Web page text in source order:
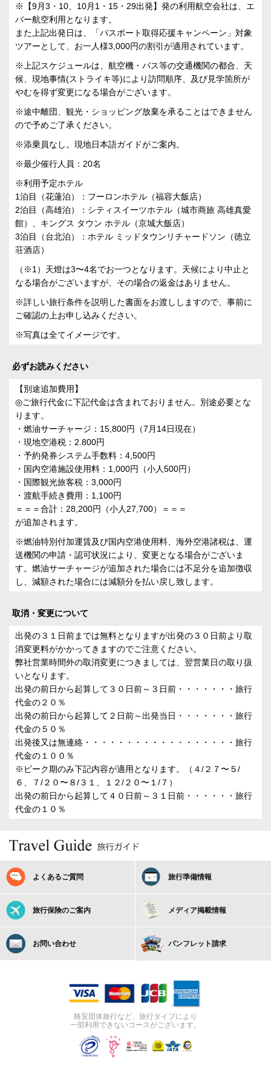
※【9月3・10、10月1・15・29出発】発の利用航空会社は、エ
バー航空利用となります。
また上記出発日は、「パスポート取得応援キャンペーン」対象
ツアーとして、お一人様3,000円の割引が適用されています。
※上記スケジュールは、航空機・バス等の交通機関の都合、天
候、現地事情(ストライキ等)により訪問順序、及び見学箇所が
やむを得ず変更になる場合がございます。
※途中離団、観光・ショッピング放棄を承ることはできません
ので予めご了承ください。
※添乗員なし。現地日本語ガイドがご案内。
※最少催行人員：20名
※利用予定ホテル
1泊目（花蓮泊）：フーロンホテル（福容大飯店）
2泊目（高雄泊）：シティスイーツホテル（城市商旅 高雄真愛
館）、キングス タウン ホテル（京城大飯店）
3泊目（台北泊）：ホテル ミッドタウンリチャードソン（徳立
荘酒店）
（※1）天燈は3〜4名でお一つとなります。天候により中止と
なる場合がございますが、その場合の返金はありません。
※詳しい旅行条件を説明した書面をお渡ししますので、事前に
ご確認の上お申し込みください。
※写真は全てイメージです。
必ずお読みください
【別途追加費用】
◎ご旅行代金に下記代金は含まれておりません。別途必要とな
ります。
・燃油サーチャージ：15,800円（7月14日現在）
・現地空港税：2.800円
・予約発券システム手数料：4,500円
・国内空港施設使用料：1,000円（小人500円）
・国際観光旅客税：3,000円
・渡航手続き費用：1,100円
＝＝＝合計：28,200円（小人27,700）＝＝＝
が追加されます。
※燃油特別付加運賃及び国内空港使用料、海外空港諸税は、運
送機関の申請・認可状況により、変更となる場合がございま
す。燃油サーチャージが追加された場合には不足分を追加徴収
し、減額された場合には減額分を払い戻し致します。
取消・変更について
出発の３１日前までは無料となりますが出発の３０日前より取
消変更料がかかってきますのでご注意ください。
弊社営業時間外の取消変更につきましては、翌営業日の取り扱
いとなります。
出発の前日から起算して３０日前～３日前・・・・・・・旅行
代金の２０％
出発の前日から起算して２日前～出発当日・・・・・・・旅行
代金の５０％
出発後又は無連絡・・・・・・・・・・・・・・・・・・旅行
代金の１００％
※ピーク期のみ下記内容が適用となります。（４/２７〜５/
６、７/２０〜８/３１、１２/２０〜１/７）
出発の前日から起算して４０日前～３１日前・・・・・・旅行
代金の１０％
よくあるご質問 旅行準備情報
旅行保険のご案内 メディア掲載情報
お問い合わせ パンフレット請求
格安団体旅行など、旅行タイプにより
一部利用できないコースがございます。